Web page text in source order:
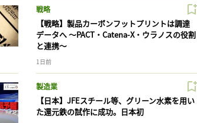
戦略
【戦略】製品カーボンフットプリントは調達
データへ 〜PACT・Catena-X・ウラノスの役割
と連携〜
1日前
製造業
【日本】JFEスチール等、グリーン水素を用い
た還元鉄の試作に成功。日本初